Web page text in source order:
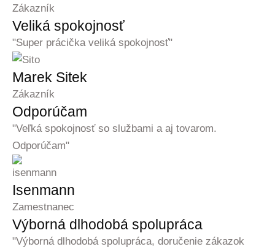
Zákazník
Veliká spokojnosť
"Super prácička veliká spokojnosť"
Marek Sitek
Zákazník
Odporúčam
"Veľká spokojnosť so službami a aj tovarom.
Odporúčam"
Isenmann
Zamestnanec
Výborná dlhodobá spolupráca
"Výborná dlhodobá spolupráca, doručenie zákazok